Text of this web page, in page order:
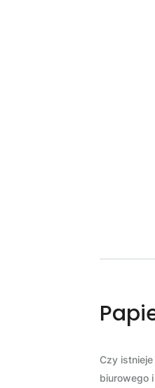
Czy
biurowego